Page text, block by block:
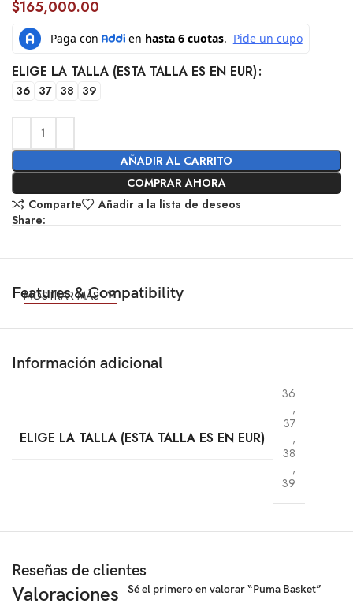
$165,000.00
ELIGE LA TALLA (ESTA TALLA ES EN EUR)
36 37 38 39
AÑADIR AL CARRITO
COMPRAR AHORA
Comparte
Añadir a la lista de deseos
Share:
Features & Compatibility
MOSTRAR MÁS
Información adicional
ELIGE LA TALLA (ESTA TALLA ES EN EUR)
36
,
37
,
38
,
39
Reseñas de clientes
Valoraciones Sé el primero en valorar “Puma Basket”